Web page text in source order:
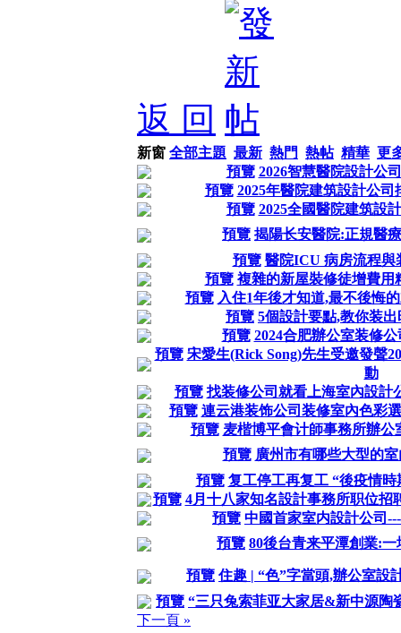
返 回
新窗 全部主題 最新 熱門 熱帖 精華 更
預覽 2026智慧醫院設計公
預覽 2025年醫院建筑設計公
預覽 2025全國醫院建筑設
預覽 揭陽长安醫院:正規醫
預覽 醫院ICU 病房流程與
預覽 複雜的新屋裝修徒增費用
預覽 入住1年後才知道,最不後悔
預覽 5個設計要點,教你装
預覽 2024合肥辦公室装修
預覽 宋愛生(Rick Song)先生受邀發聲
動
預覽 找装修公司就看上海室內設計
預覽 連云港装饰公司装修室內色彩
預覽 麦楷博平會计師事務所辦公
預覽 廣州市有哪些大型的
預覽 复工停工再复工 “後疫情
預覽 4月十八家知名設計事務所职位招
預覽 中國首家室内設計公司
預覽 80後台青来平潭創業:
預覽 住趣 | “色”字當頭,辦公室設
預覽 “三只兔索菲亚大家居&新中源陶
下一頁 »